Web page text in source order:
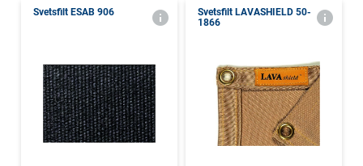
Svetsfilt ESAB 906
Svetsfilt LAVASHIELD 50-
1866